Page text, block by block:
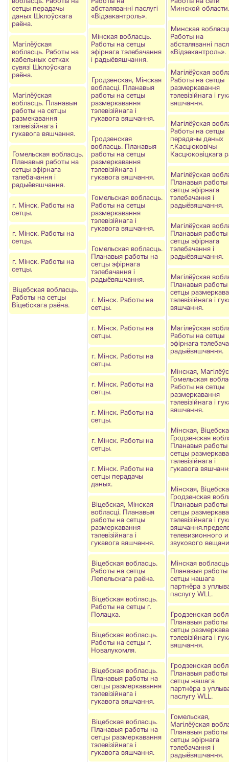
сетцы перадачы
даных Шклоўскага
раёна.
Магілёўская
вобласць. Работы на
кабельных сетках
сувязі Шклоўскага
раёна.
Магілёўская
вобласць. Планавыя
работы на сетцы
размекавання
тэлевізійнага і
гукавога вяшчання.
Гомельская вобласць.
Планавыя работы на
сетцы эфірнага
тэлебачання і
радыёвяшчання.
г. Мінск. Работы на
сетцы.
г. Мінск. Работы на
сетцы.
г. Мінск. Работы на
сетцы.
Віцебская вобласць.
Работы на сетцы
Вiцебскага раёна.
абсталяваннi паслугi
«Вiдэакантроль».
Мінская вобласць.
Работы на сетцы
эфірнага тэлебачання
і радыёвяшчання.
Гродзенская, Мінская
вобласці. Планавыя
работы на сетцы
размеркавання
тэлевізійнага і
гукавога вяшчання.
Гродзенская
вобласць. Планавыя
работы на сетцы
размеркавання
тэлевізійнага і
гукавога вяшчання.
Гомельская вобласць.
Работы на сетцы
размеркавання
тэлевізійнага і
гукавога вяшчання.
Гомельская вобласць.
Планавыя работы на
сетцы эфірнага
тэлебачання і
радыёвяшчання.
г. Мінск. Работы на
сетцы.
г. Мінск. Работы на
сетцы.
г. Мінск. Работы на
сетцы.
г. Мінск. Работы на
сетцы.
г. Мінск. Работы на
сетцы.
г. Мінск. Работы на
сетцы.
г. Мінск. Работы на
сетцы перадачы
даных.
Віцебская, Мінская
вобласцi. Планавыя
работы на сетцы
размеркавання
тэлевізійнага і
гукавога вяшчання.
Віцебская вобласць.
Работы на сетцы
Лепельскага раёна.
Віцебская вобласць.
Работы на сетцы г.
Полацка.
Віцебская вобласць.
Работы на сетцы г.
Новалукомля.
Віцебская вобласць.
Планавыя работы на
сетцы размеркавання
тэлевізійнага і
гукавога вяшчання.
Віцебская вобласць.
Планавыя работы на
сетцы размеркавання
тэлевізійнага і
гукавога вяшчання.
Минской области.
Минская
Работы на
абсталяваннi
«Вiдэакантроль».
Магілёўская
Работы на сетцы
размеркавання
тэлевізійнага і
вяшчання.
Магілёўская
Работы на сетцы
перадачы даных
г.Касцюковічы
Касцюковіцкага
Магілёўская
Планавыя работы
сетцы эфірнага
тэлебачання і
радыёвяшчання.
Магілёўская
Планавыя работы
сетцы эфірнага
тэлебачання і
радыёвяшчання.
Магілёўская
Планавыя работы
сетцы
тэлевізійнага і
вяшчання.
Магiлеўская
Работы на сетцы
эфірнага
радыёвяшчання.
Мінская,
Гомельская
Работы на сетцы
размеркавання
тэлевізійнага і
вяшчання.
Мінская,
Гродзенская
Планавыя работы
сетцы
тэлевізійнага і
гукавога
Мінская,
Гродзенская
Планавыя работы
сетцы
тэлевізійнага і
телевизионного и
звукового
Мінская
Планавыя работы
сетцы нашага
партнёра з
паслугу WLL.
Гродзенская
Планавыя работы
сетцы
тэлевізійнага і
вяшчання.
Гродзенcкая
Планавыя работы
сетцы нашага
партнёра з
паслугу WLL.
Гомельская,
Магілёўская
Планавыя работы
сетцы эфірнага
тэлебачання і
радыёвяшчання.